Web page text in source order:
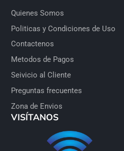
Quienes Somos
Politicas y Condiciones de Uso
Contactenos
Metodos de Pagos
Seivicio al Cliente
Preguntas frecuentes
Zona de Envios
VISÍTANOS